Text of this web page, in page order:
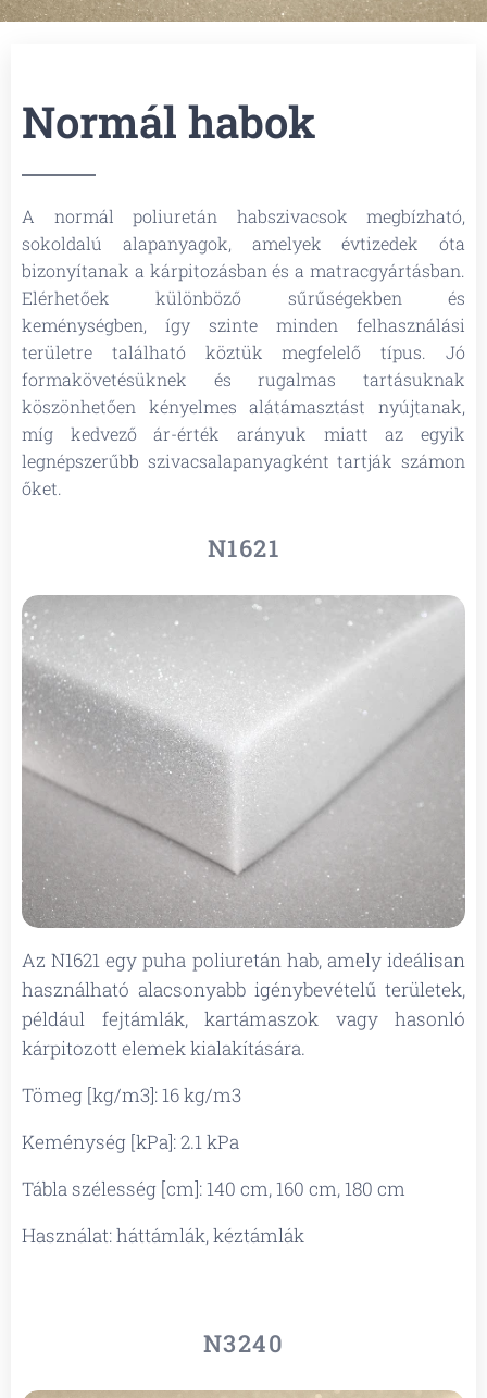
Normál habok
A normál poliuretán habszivacsok megbízható,
sokoldalú alapanyagok, amelyek évtizedek óta
bizonyítanak a kárpitozásban és a matracgyártásban.
Elérhetőek különböző sűrűségekben és
keménységben, így szinte minden felhasználási
területre található köztük megfelelő típus. Jó
formakövetésüknek és rugalmas tartásuknak
köszönhetően kényelmes alátámasztást nyújtanak,
míg kedvező ár-érték arányuk miatt az egyik
legnépszerűbb szivacsalapanyagként tartják számon
őket.
N1621
Az N1621 egy puha poliuretán hab, amely ideálisan
használható alacsonyabb igénybevételű területek,
például fejtámlák, kartámaszok vagy hasonló
kárpitozott elemek kialakítására.
Tömeg [kg/m3]: 16 kg/m3
Keménység [kPa]: 2.1 kPa
Tábla szélesség [cm]: 140 cm, 160 cm, 180 cm
Használat: háttámlák, kéztámlák
N3240